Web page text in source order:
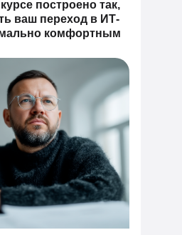
построено так,
ваш переход в ИТ-
комфортным